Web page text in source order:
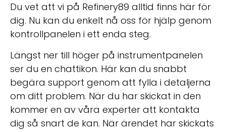
Du vet att vi på Refinery89 alltid finns här för
dig. Nu kan du enkelt nå oss för hjälp genom
kontrollpanelen i ett enda steg.
Längst ner till höger på instrumentpanelen
ser du en chattikon. Här kan du snabbt
begära support genom att fylla i detaljerna
om ditt problem. När du har skickat in den
kommer en av våra experter att kontakta
dig så snart de kan. När ärendet har skickats